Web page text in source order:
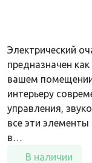
Электрический
предназначен
вашем
интерьеру
управления,
все эти
в…
В наличии